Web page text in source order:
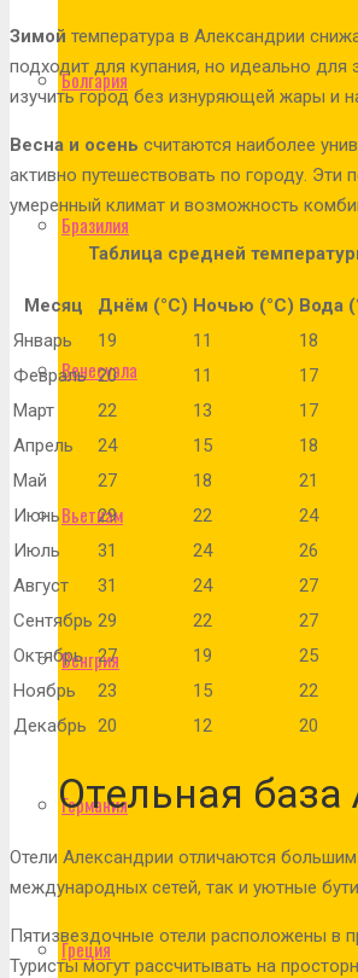
Болгария
Бразилия
Венесуэла
Вьетнам
Венгрия
Германия
Греция
Зимой температура в Александрии
подходит для купания, но идеально для
изучить город без изнуряющей жары и
Весна и осень считаются наиболее
активно путешествовать по городу.
умеренный климат и возможность
Таблица средней
Месяц Днём (°C) Ночью (°C) Вода
Январь
19 11
18
Февраль 20 11
17
Март
22 13
17
Апрель
24 15
18
Май
27 18
21
Июнь
29 22
24
Июль
31 24
26
Август
31 24
27
Сентябрь 29 22
27
Октябрь
27 19
25
Ноябрь
23 15
22
Декабрь
20 12 20
Отельная
Отели Александрии отличаются
международных сетей, так и уютные
Пятизвездочные отели расположены в
Туристы могут рассчитывать на